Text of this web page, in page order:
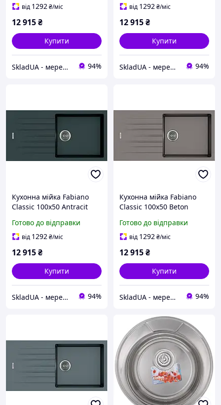
від 1292₴/міс
12 915₴
Купити
SkladUA - мережа магазинів сантехніки та побутової техніки 94%
від 1292₴/міс
12 915₴
Купити
SkladUA - мережа магазинів сантехніки та побутової техніки 94%
Кухонна мійка Fabiano
Classic 100x50 Antracit
Готово до відправки
від 1292₴/міс
12 915₴
Купити
SkladUA - мережа магазинів сантехніки та побутової техніки 94%
Кухонна мійка Fabiano
Classic 100x50 Beton
Готово до відправки
від 1292₴/міс
12 915₴
Купити
SkladUA - мережа магазинів сантехніки та побутової техніки 94%